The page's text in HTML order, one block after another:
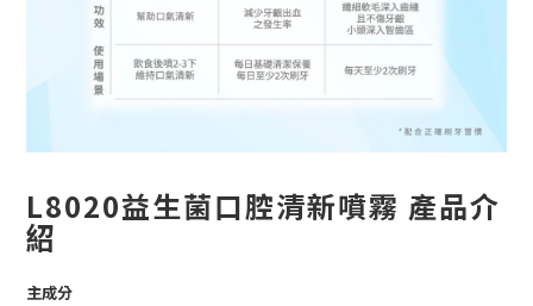
L8020益生菌口腔清新噴霧 產品介
紹
主成分